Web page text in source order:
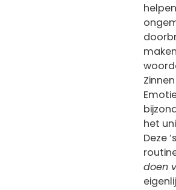
het
Deze
doen